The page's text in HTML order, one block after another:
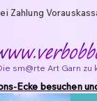
Zahlung
sm@rte Art Garn zu
Ecke besuchen